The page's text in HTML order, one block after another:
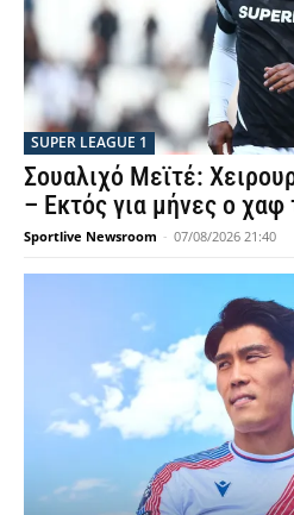
SUPER LEAGUE 1
Σουαλιχό Μεϊτέ:
– Εκτός για μήνες ο
Sportlive Newsroom - 07/08/2026 21:40